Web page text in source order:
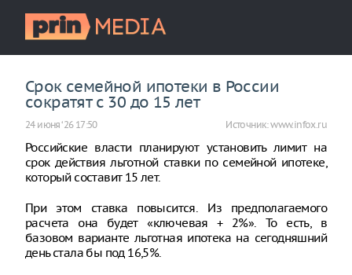
Срок семейной ипотеки в России
сократят с 30 до 15 лет
24 июня ‘26 17:50 Источник:www.infox.ru
Российские власти планируют установить лимит на
срок действия льготной ставки по семейной ипотеке,
который составит 15 лет.
При этом ставка повысится. Из предполагаемого
расчета она будет «ключевая + 2%». То есть, в
базовом варианте льготная ипотека на сегодняшний
день стала бы под 16,5%.